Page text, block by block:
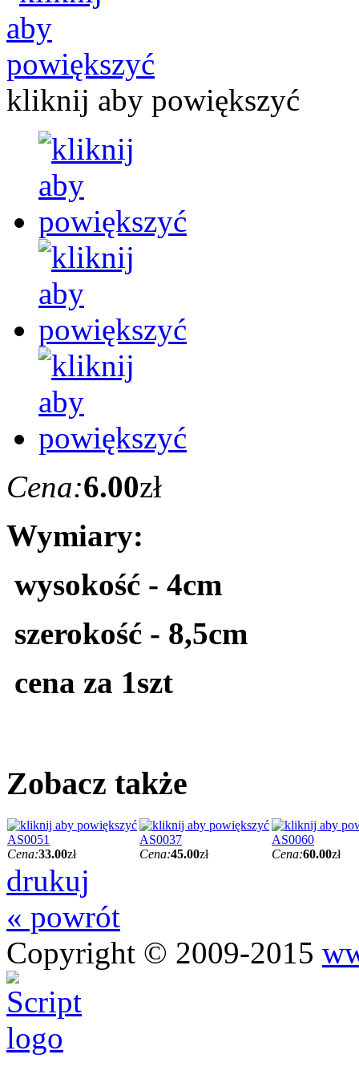
kliknij aby powiększyć
Cena:6.00zł
Wymiary:
wysokość - 4cm
szerokość - 8,5cm
cena za 1szt
Zobacz także
AS0051
Cena:33.00zł
AS0037
Cena:45.00zł
AS0060
Cena:60.00zł
drukuj
« powrót
Copyright © 2009-2015